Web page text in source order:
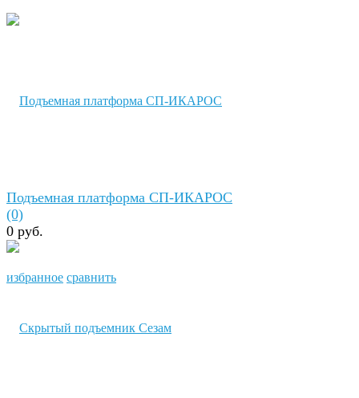
избранное сравнить
Подъемная платформа СП-ИКАРОС
(0)
0 руб.